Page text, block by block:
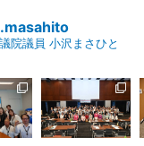
院議員 小沢まさひと